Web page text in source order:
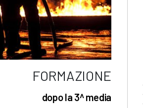
FORMAZIONE
dopo la 3^ media